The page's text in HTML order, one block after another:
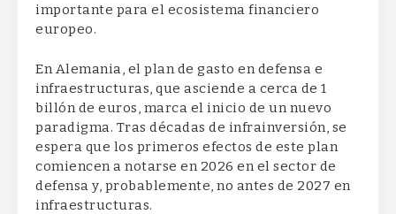
importante para el ecosistema financiero
europeo.
En Alemania, el plan de gasto en defensa e
infraestructuras, que asciende a cerca de 1
billón de euros, marca el inicio de un nuevo
paradigma. Tras décadas de infrainversión, se
espera que los primeros efectos de este plan
comiencen a notarse en 2026 en el sector de
defensa y, probablemente, no antes de 2027 en
infraestructuras.